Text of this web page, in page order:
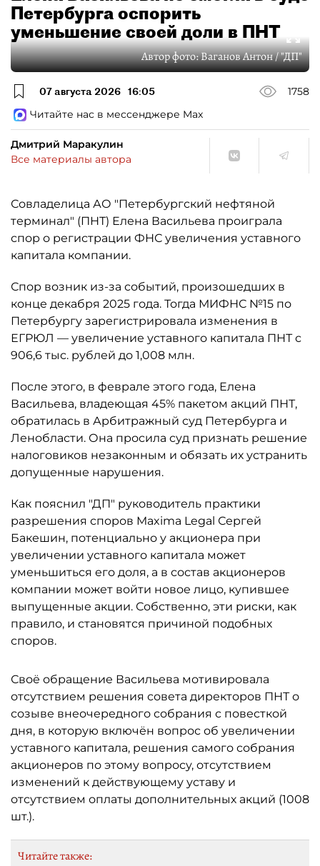
Петербурга оспорить
уменьшение своей доли в ПНТ
Автор фото:Ваганов Антон / "ДП"
07 августа 2026 16:05
1758
Читайте нас в мессенджере Max
Дмитрий Маракулин
Все материалы автора
Совладелица АО "Петербургский нефтяной
терминал" (ПНТ) Елена Васильева проиграла
спор о регистрации ФНС увеличения уставного
капитала компании.
Спор возник из-за событий, произошедших в
конце декабря 2025 года. Тогда МИФНС №15 по
Петербургу зарегистрировала изменения в
ЕГРЮЛ — увеличение уставного капитала ПНТ с
906,6 тыс. рублей до 1,008 млн.
После этого, в феврале этого года, Елена
Васильева, владеющая 45% пакетом акций ПНТ,
обратилась в Арбитражный суд Петербурга и
Ленобласти. Она просила суд признать решение
налоговиков незаконным и обязать их устранить
допущенные нарушения.
Как пояснил "ДП" руководитель практики
разрешения споров Maxima Legal Сергей
Бакешин, потенциально у акционера при
увеличении уставного капитала может
уменьшиться его доля, а в состав акционеров
компании может войти новое лицо, купившее
выпущенные акции. Собственно, эти риски, как
правило, и становятся причиной подобных
споров.
Своё обращение Васильева мотивировала
отсутствием решения совета директоров ПНТ о
созыве внеочередного собрания с повесткой
дня, в которую включён вопрос об увеличении
уставного капитала, решения самого собрания
акционеров по этому вопросу, отсутствием
изменений к действующему уставу и
отсутствием оплаты дополнительных акций (1008
шт.).
Читайте также: